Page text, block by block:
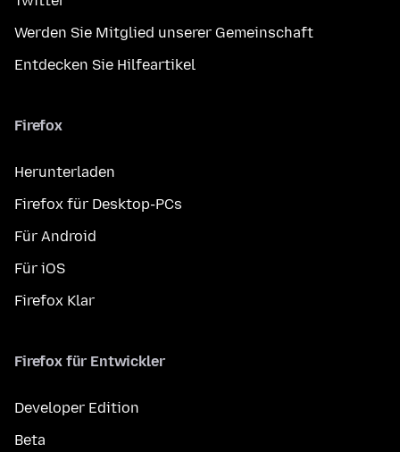
Werden Sie Mitglied unserer Gemeinschaft
Entdecken Sie Hilfeartikel
Firefox
Herunterladen
Firefox für Desktop-PCs
Für Android
Für iOS
Firefox Klar
Firefox für Entwickler
Developer Edition
Beta